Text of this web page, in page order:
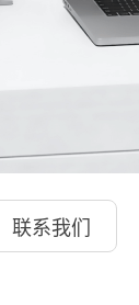
联系我们